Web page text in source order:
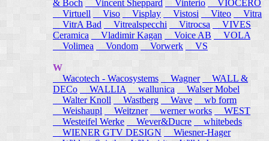
& Boch
Vincent Sheppard Vinterio
VIOCERO
Virtuell
Viso Visplay Vistosi Viteo
Vitra
VitrA Bad
Vitrealspecchi Vitrocsa
VIVES
Ceramica
Vladimir Kagan Voice AB
VOLA
Volimea
Vondom Vorwerk VS
W
Wacotech - Wacosystems
Wagner
WALL &
DECo
WALLIA wallunica
Walser Mobel
Walter Knoll
Wastberg Wave
wb form
Weishaupl
Weitzner werner works
WEST
Westeifel Werke
Wever&Ducre
whitebeds
WIENER GTV DESIGN
Wiesner-Hager